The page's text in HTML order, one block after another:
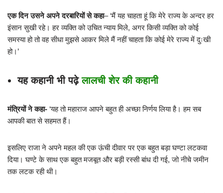
एक दिन उसने अपने दरबारियों से कहा– ‘मैं यह चाहता हूं कि मेरे राज्य के अन्दर हर
इंसान सुखी रहे। हर व्यक्ति को उचित न्याय मिले, अगर किसी व्यक्ति को कोई
समस्या हो तो वह सीधा मुझसे आकर मिले मैं नहीं चाहता कि कोई मेरे राज्य में दुःखी
हो।’
यह कहानी भी पढ़ेलालची शेर की कहानी
मंत्रियों ने कहा- ‘यह तो महाराज आपने बहुत ही अच्छा निर्णय लिया है। हम सब
आपकी बात से सहमत हैं।
इसलिए राजा ने अपने महल की एक ऊंची दीवार पर एक बहुत बड़ा घण्टा लटकवा
दिया। घण्टे के साथ एक बहुत मजबूत और बड़ी रस्सी बांध दी गई, जो नीचे जमीन
तक लटक रही थी।